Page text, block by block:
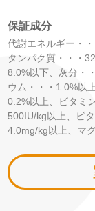
保証成分
代謝エネルギー・
タンパク質・・・
8.0%以下、灰分・
ウム・・・1.0%以
0.2%以上、ビタミ
500IU/kg以上、ビ
4.0mg/kg以上、マ